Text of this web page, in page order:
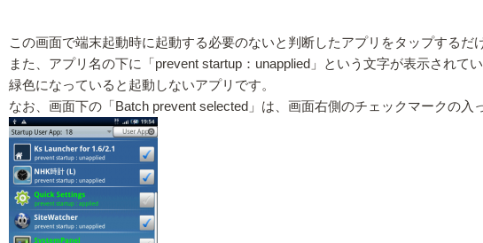
この画面で端末起動時に起動する必要のないと判断したアプリをタップするだ
また、アプリ名の下に「prevent startup：unapplied」という文字が表示され
緑色になっていると起動しないアプリです。
なお、画面下の「Batch prevent selected」は、画面右側のチェックマークの